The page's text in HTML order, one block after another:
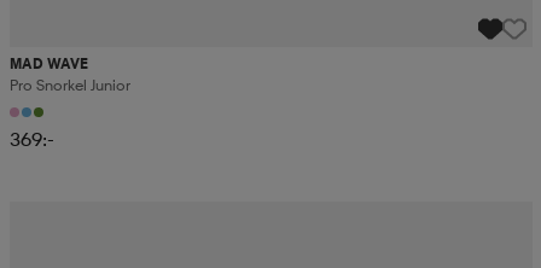
MAD WAVE
Pro Snorkel Junior
369:-